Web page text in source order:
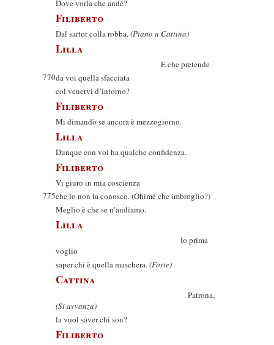
Dove vorla che andé?
Filiberto
Dal sartor colla robba.(Piano a Cattina)
Lilla
E che pretende
770da voi quella sfacciata
col venervi d’intorno?
Filiberto
Mi dimandò se ancora è mezzogiorno.
Lilla
Dunque con voi ha qualche confidenza.
Filiberto
Vi giuro in mia coscienza
775che io non la conosco. (Ohimè che imbroglio?)
Meglio è che se n’andiamo.
Lilla
Io prima
voglio
saper chi è quella maschera.(Forte)
Cattina
Patrona,
(Si avvanza)
la vuol saver chi son?
Filiberto